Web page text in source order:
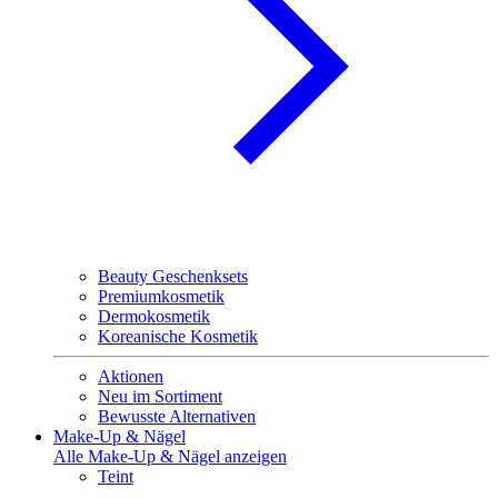
Beauty Geschenksets
Premiumkosmetik
Dermokosmetik
Koreanische Kosmetik
Aktionen
Neu im Sortiment
Bewusste Alternativen
Make-Up & Nägel
Alle Make-Up & Nägel anzeigen
Teint